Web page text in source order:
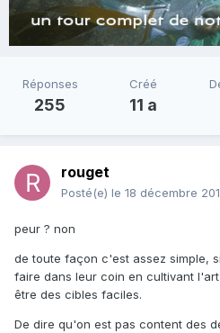
Réponses
255
Créé
11 a
rouget
Posté(e) le 18 décembre
peur ? non
de toute façon c'est assez simple,
faire dans leur coin en cultivant
être des cibles faciles.
De dire qu'on est pas content des